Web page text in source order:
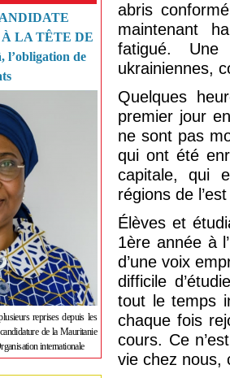
LA TÊTE DE
l’obligation de
reprises depuis les
de la Mauritanie
internationale
abris
maintenant
fatigué.
ukrainiennes,
Quelques
premier jour
ne sont pas
qui ont été
capitale, qui
régions de
Élèves et
1ère année à
d’une voix
difficile
tout le temps
chaque fois
cours. Ce
vie chez nous,